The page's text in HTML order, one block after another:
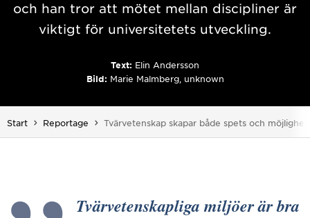
och han tror att mötet mellan discipliner är
viktigt för universitetets utveckling.
Text: Elin Andersson
Bild: Marie Malmberg, unknown
Start Reportage Du är här:
Tvärvetenskap skapar både spets och
Tvärvetenskapliga miljöer är bra